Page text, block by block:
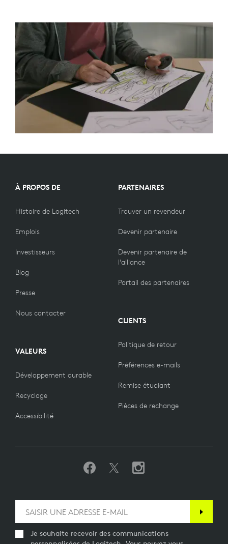
À PROPOS DE
Histoire de Logitech
Emplois
Investisseurs
Blog
Presse
Nous contacter
VALEURS
Développement durable
Recyclage
Accessibilité
PARTENAIRES
Trouver un revendeur
Devenir partenaire
Devenir partenaire de
l’alliance
Portail des partenaires
CLIENTS
Politique de retour
Préférences e-mails
Remise étudiant
Pièces de rechange
Je souhaite recevoir des communications